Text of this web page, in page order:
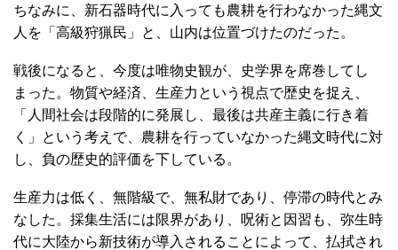
ちなみに、新石器時代に入っても農耕を行わなかった縄文
人を「高級狩猟民」と、山内は位置づけたのだった。
戦後になると、今度は唯物史観が、史学界を席巻してし
まった。物質や経済、生産力という視点で歴史を捉え、
「人間社会は段階的に発展し、最後は共産主義に行き着
く」という考えで、農耕を行っていなかった縄文時代に対
し、負の歴史的評価を下している。
生産力は低く、無階級で、無私財であり、停滞の時代とみ
なした。採集生活には限界があり、呪術と因習も、弥生時
代に大陸から新技術が導入されることによって、払拭され